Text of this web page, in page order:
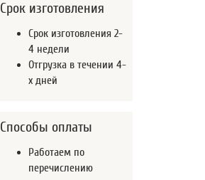
Срок изготовления
Срок изготовления 2-
4 недели
Отгрузка в течении 4-
х дней
Способы оплаты
Работаем по
перечислению